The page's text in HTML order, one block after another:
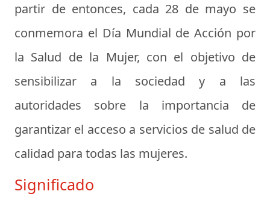
partir de entonces, cada 28 de mayo se
conmemora el Día Mundial de Acción por
la Salud de la Mujer, con el objetivo de
sensibilizar a la sociedad y a las
autoridades sobre la importancia de
garantizar el acceso a servicios de salud de
calidad para todas las mujeres.
Significado